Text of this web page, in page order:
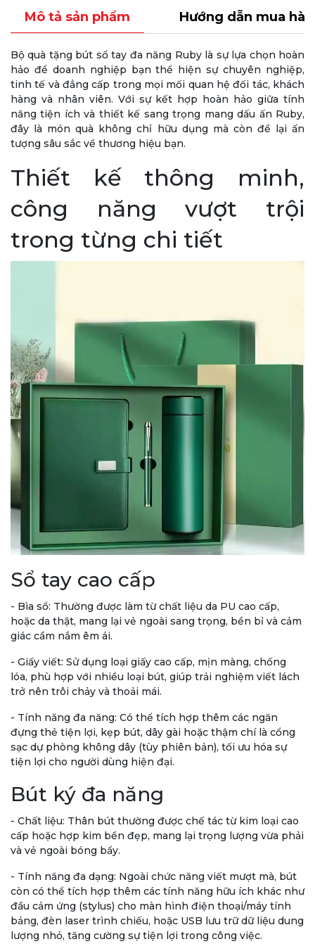
Mô tả sản phẩm Hướng dẫn mua
Bộ quà tặng bút sổ tay đa năng Ruby là sự lựa chọn hoàn
hảo để doanh nghiệp bạn thể hiện sự chuyên nghiệp,
tinh tế và đẳng cấp trong mọi mối quan hệ đối tác, khách
hàng và nhân viên. Với sự kết hợp hoàn hảo giữa tính
năng tiện ích và thiết kế sang trọng mang dấu ấn Ruby,
đây là món quà không chỉ hữu dụng mà còn để lại ấn
tượng sâu sắc về thương hiệu bạn.
Thiết kế thông minh,
công năng vượt trội
trong từng chi tiết
Sổ tay cao cấp
- Bìa sổ: Thường được làm từ chất liệu da PU cao cấp,
hoặc da thật, mang lại vẻ ngoài sang trọng, bền bỉ và cảm
giác cầm nắm êm ái.
- Giấy viết: Sử dụng loại giấy cao cấp, mịn màng, chống
lóa, phù hợp với nhiều loại bút, giúp trải nghiệm viết lách
trở nên trôi chảy và thoải mái.
- Tính năng đa năng: Có thể tích hợp thêm các ngăn
đựng thẻ tiện lợi, kẹp bút, dây gài hoặc thậm chí là cổng
sạc dự phòng không dây (tùy phiên bản), tối ưu hóa sự
tiện lợi cho người dùng hiện đại.
Bút ký đa năng
- Chất liệu: Thân bút thường được chế tác từ kim loại cao
cấp hoặc hợp kim bền đẹp, mang lại trọng lượng vừa phải
và vẻ ngoài bóng bẩy.
- Tính năng đa dạng: Ngoài chức năng viết mượt mà, bút
còn có thể tích hợp thêm các tính năng hữu ích khác như
đầu cảm ứng (stylus) cho màn hình điện thoại/máy tính
bảng, đèn laser trình chiếu, hoặc USB lưu trữ dữ liệu dung
lượng nhỏ, tăng cường sự tiện lợi trong công việc.